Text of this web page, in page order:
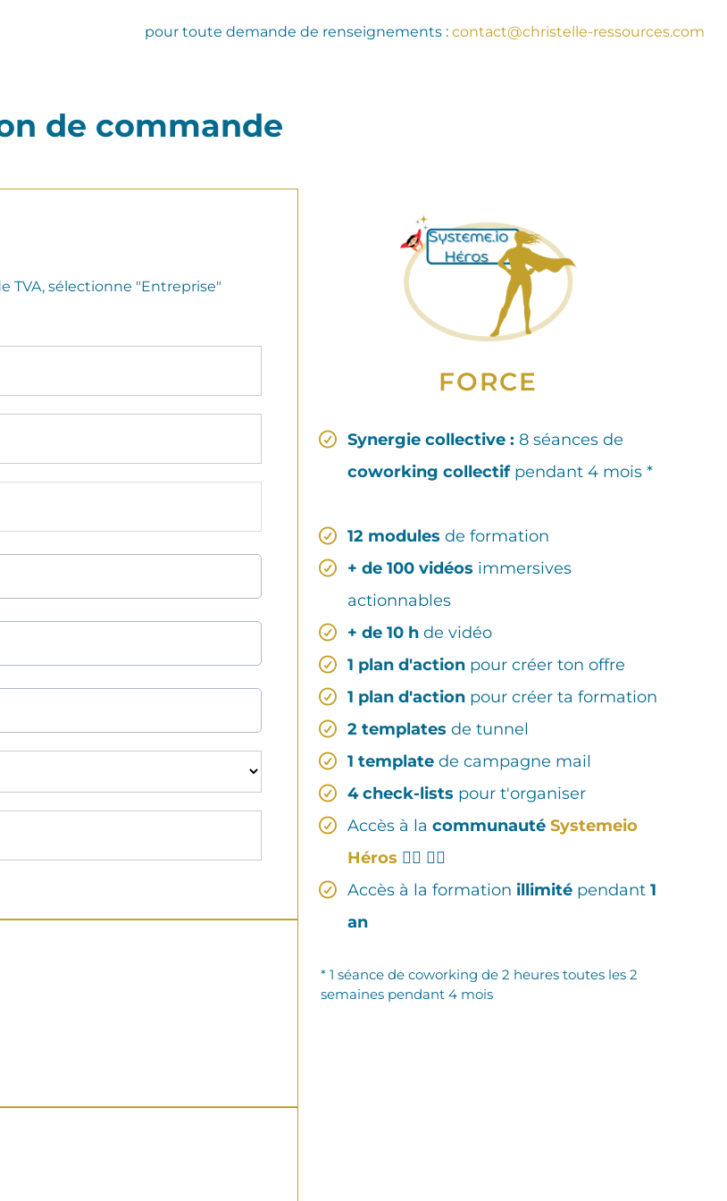
pour toute demande de renseignements : contact@christelle-ressources.com
de commande
TVA, sélectionne "Entreprise"
FORCE
Synergie collective : 8 séances de
coworking collectif pendant 4 mois *
12 modules de formation
+ de 100 vidéos immersives
actionnables
+ de 10 h de vidéo
1 plan d'action pour créer ton offre
1 plan d'action pour créer ta formation
2 templates de tunnel
1 template de campagne mail
4 check-lists pour t'organiser
Accès à la communauté Systemeio
Héros 🦸‍♀️ 🦸‍♂
Accès à la formation illimité pendant 1
an
* 1 séance de coworking de 2 heures toutes les 2
semaines pendant 4 mois